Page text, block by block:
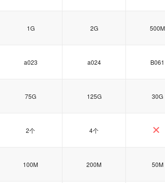
1G 2G 500M
a023 a024 B061
75G 125G 30G
2个 4个
100M 200M 50M